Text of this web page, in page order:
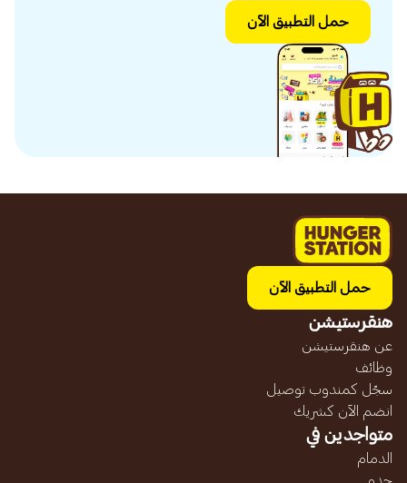
حمل التطبيق الآن
حمل التطبيق الآن
هنقرستيشن
عن هنقرستيشن
وظائف
سجّل كمندوب توصيل
انضم الآن كشريك
متواجدين في
الدمام